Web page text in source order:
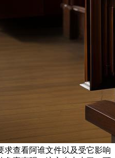
求查看阿谁文件以及受它影响